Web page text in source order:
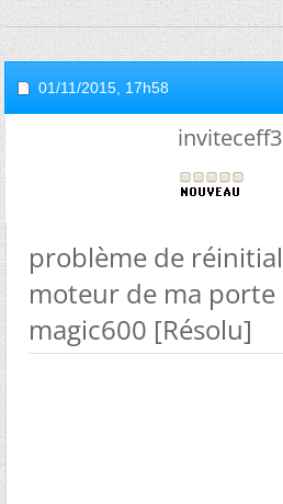
01/11/2015, 17h58
problème de
moteur de ma porte
magic600 [Résolu]